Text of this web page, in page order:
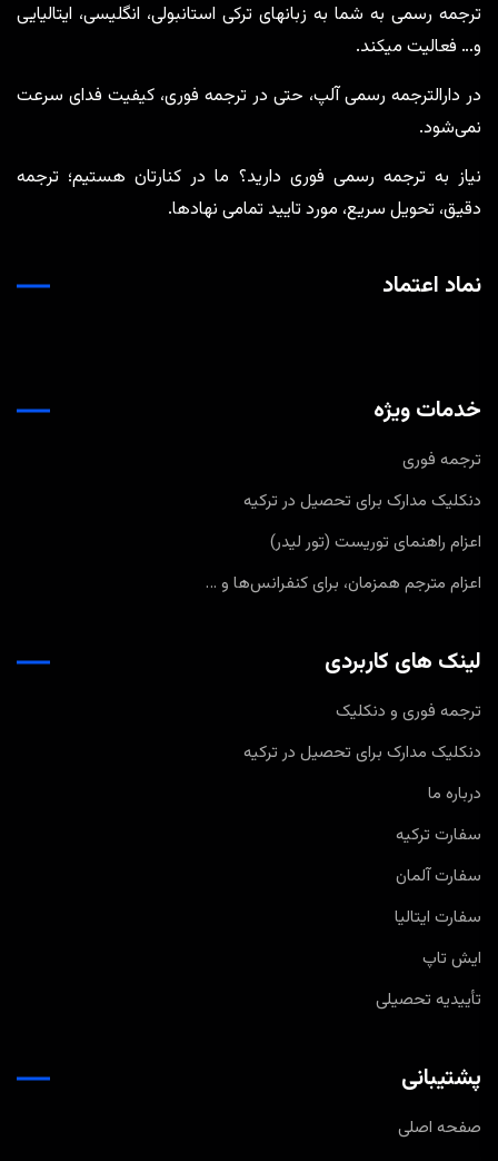
ترجمه رسمی به شما به زبانهای ترکی استانبولی، انگلیسی، ایتالیایی
و… فعالیت میکند.
در دارالترجمه رسمی آلپ، حتی در ترجمه‌ فوری، کیفیت فدای سرعت
نمی‌شود.
نیاز به ترجمه رسمی فوری دارید؟ ما در کنارتان هستیم؛ ترجمه
دقیق، تحویل سریع، مورد تایید تمامی نهادها.
نماد اعتماد
خدمات ویژه
ترجمه فوری
دنکلیک مدارک برای تحصیل در ترکیه
اعزام راهنمای توریست (تور لیدر)
اعزام مترجم همزمان، برای کنفرانس‌ها و …
لینک های کاربردی
ترجمه فوری و دنکلیک
دنکلیک مدارک برای تحصیل در ترکیه
درباره ما
سفارت ترکیه
سفارت آلمان
سفارت ایتالیا
ایش تاپ
تأییدیه تحصیلی
پشتیبانی
صفحه اصلی